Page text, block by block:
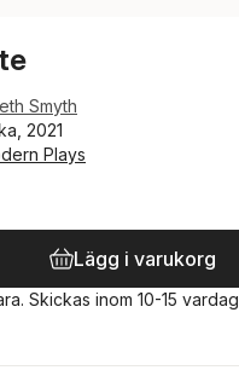
Smyth
2021
Plays
Lägg i varukorg
Skickas inom 10-15